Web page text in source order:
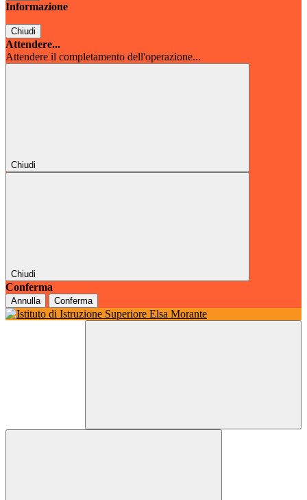
Informazione
Chiudi
Attendere...
Attendere il completamento dell'operazione...
Chiudi
Chiudi
Conferma
Annulla Conferma